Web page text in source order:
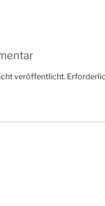
veröffentlicht.